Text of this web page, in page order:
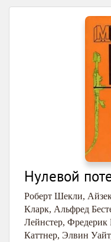
Нулевой
Роберт Шекли,
Кларк, Альфред
Лейнстер, Фредерик
Каттнер, Элвин Уайт